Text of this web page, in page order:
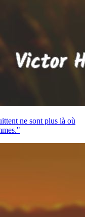
ne sont plus là où